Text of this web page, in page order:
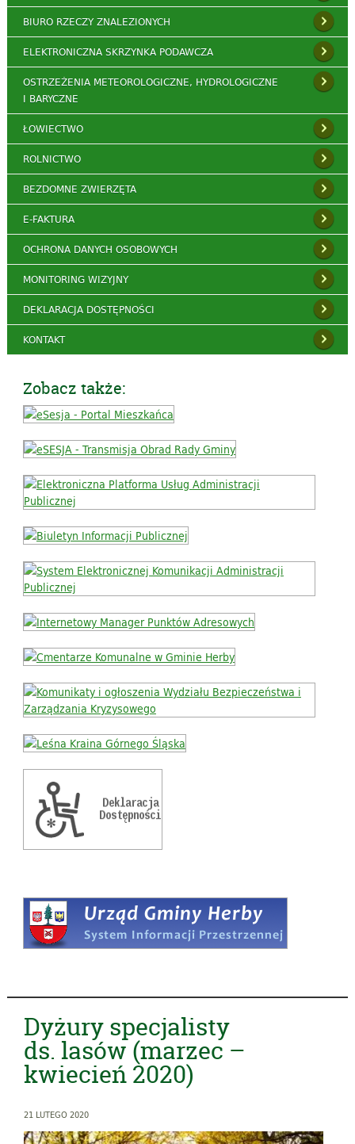
BIURO RZECZY ZNALEZIONYCH
ELEKTRONICZNA SKRZYNKA PODAWCZA
OSTRZEŻENIA METEOROLOGICZNE, HYDROLOGICZNE
I BARYCZNE
ŁOWIECTWO
ROLNICTWO
BEZDOMNE ZWIERZĘTA
E-FAKTURA
OCHRONA DANYCH OSOBOWYCH
MONITORING WIZYJNY
DEKLARACJA DOSTĘPNOŚCI
KONTAKT
Zobacz także:
Dyżury specjalisty
ds. lasów (marzec –
kwiecień 2020)
21 LUTEGO 2020